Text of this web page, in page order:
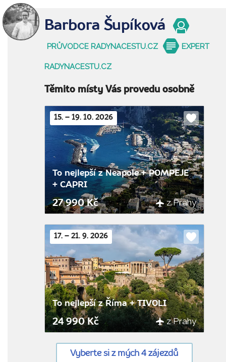
Barbora Šupíková
PRŮVODCE RADYNACESTU.CZ EXPERT
RADYNACESTU.CZ
Těmito místy Vás provedu osobně
15. – 19. 10. 2026
Do
oblíbených
To nejlepší z Neapole + POMPEJE
+ CAPRI
27 990 Kč z Prahy
17. – 21. 9. 2026
Do
oblíbených
To nejlepší z Říma + TIVOLI
24 990 Kč z Prahy
Vyberte si z mých 4 zájezdů